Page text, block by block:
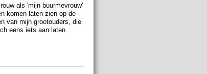
als 'mijn buurmevrouw'
komen laten zien op de
van mijn grootouders, die
eens iets aan laten